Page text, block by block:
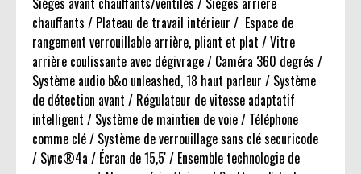
chauffants / Plateau de travail intérieur / Espace de
rangement verrouillable arrière, pliant et plat / Vitre
arrière coulissante avec dégivrage / Caméra 360 degrés /
Système audio b&o unleashed, 18 haut parleur / Système
de détection avant / Régulateur de vitesse adaptatif
intelligent / Système de maintien de voie / Téléphone
comme clé / Système de verrouillage sans clé securicode
/ Sync®4a / Écran de 15,5' / Ensemble technologie de